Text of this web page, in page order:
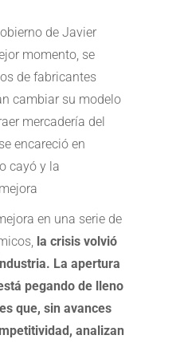
de Javier
momento, se
de fabricantes
cambiar su modelo
mercadería del
encareció en
cayó y la
en una serie de
la crisis volvió
La apertura
pegando de lleno
que, sin avances
analizan